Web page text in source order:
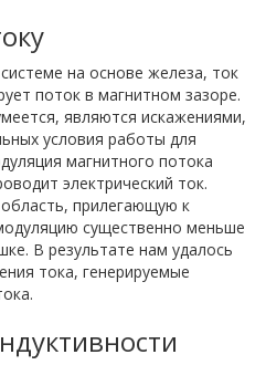
на основе железа, ток
поток в магнитном зазоре.
являются искажениями,
условия работы для
магнитного потока
электрический ток.
прилегающую к
существенно меньше
В результате нам удалось
тока, генерируемые